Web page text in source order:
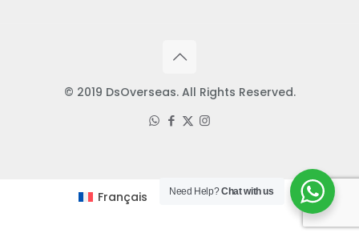
© 2019 DsOverseas. All Rights Reserved.
Need Help?Chat with us
Français English(Anglais